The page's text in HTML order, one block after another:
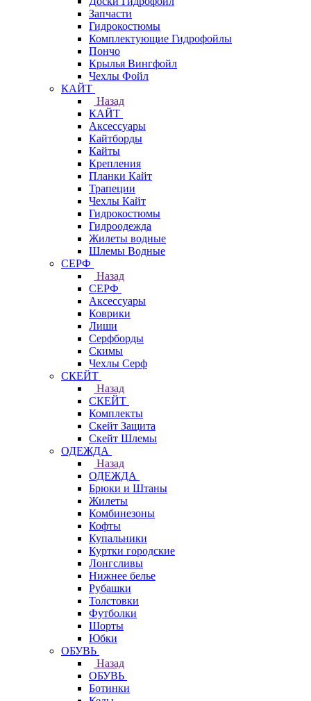
Запчасти
Гидрокостюмы
Комплектующие Гидрофойлы
Пончо
Крылья Вингфойл
Чехлы Фойл
КАЙТ
Назад
КАЙТ
Аксессуары
Кайтборды
Кайты
Крепления
Планки Кайт
Трапеции
Чехлы Кайт
Гидрокостюмы
Гидроодежда
Жилеты водные
Шлемы Водные
СЕРФ
Назад
СЕРФ
Аксессуары
Коврики
Лиши
Серфборды
Скимы
Чехлы Cерф
СКЕЙТ
Назад
СКЕЙТ
Комплекты
Скейт Защита
Скейт Шлемы
ОДЕЖДА
Назад
ОДЕЖДА
Брюки и Штаны
Жилеты
Комбинезоны
Кофты
Купальники
Куртки городские
Лонгсливы
Нижнее белье
Рубашки
Толстовки
Футболки
Шорты
Юбки
ОБУВЬ
Назад
ОБУВЬ
Ботинки